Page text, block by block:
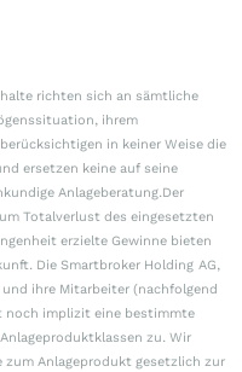
richten sich an sämtliche
ihrem
in keiner Weise die
ersetzen keine auf seine
Anlageberatung.Der
Totalverlust des eingesetzten
erzielte Gewinne bieten
Die Smartbroker Holding AG,
ihre Mitarbeiter (nachfolgend
noch implizit eine bestimmte
zu. Wir
zum Anlageprodukt gesetzlich zur